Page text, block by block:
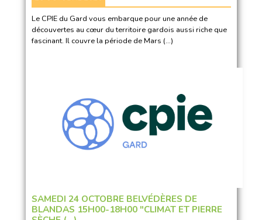
Le CPIE du Gard vous embarque pour une année de
découvertes au cœur du territoire gardois aussi riche que
fascinant. Il couvre la période de Mars (…)
SAMEDI 24 OCTOBRE BELVÉDÈRES DE
BLANDAS 15H00-18H00 "CLIMAT ET PIERRE